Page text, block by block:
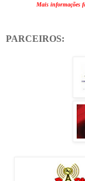
Mais informações
PARCEIROS: